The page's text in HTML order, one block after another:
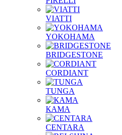
VIATTI
YOKOHAMA
BRIDGESTONE
CORDIANT
TUNGA
КАМА
CENTARA